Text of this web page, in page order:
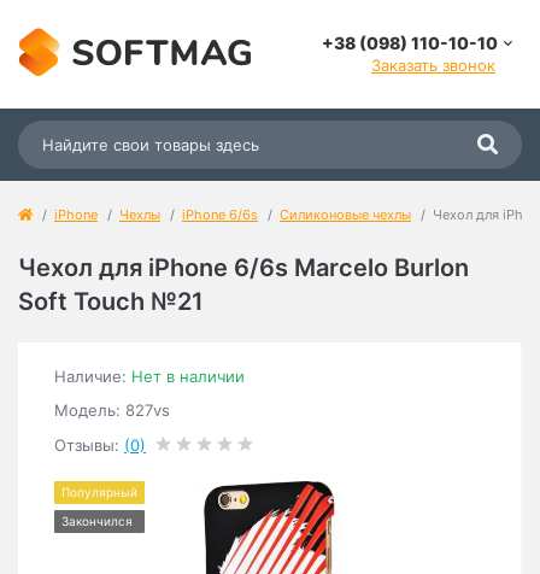
+38 (098) 110-10-10
Заказать звонок
iPhone Чехлы iPhone 6/6s Силиконовые чехлы Чехол для
Чехол для iPhone 6/6s Marcelo Burlon
Soft Touch №21
Наличие: Нет в наличии
Модель: 827vs
Отзывы: (0)
Популярный
Закончился